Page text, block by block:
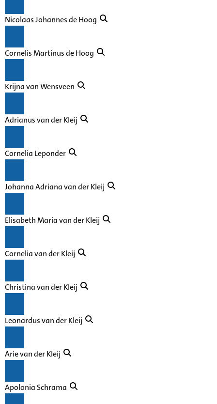
Nicolaas Johannes de Hoog
Cornelis Martinus de Hoog
Krijna van Wensveen
Adrianus van der Kleij
Cornelia Leponder
Johanna Adriana van der Kleij
Elisabeth Maria van der Kleij
Cornelia van der Kleij
Christina van der Kleij
Leonardus van der Kleij
Arie van der Kleij
Apolonia Schrama